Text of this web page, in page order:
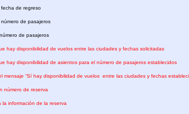
de regreso
de pasajeros
de pasajeros
hay disponibilidad de vuelos entre las ciudades y fechas solicitadas
hay disponibilidad de asientos para el número de pasajeros establecidos
mensaje “Sí hay disponibilidad de vuelos entre las ciudades y fechas
número de reserva
la información de la reserva